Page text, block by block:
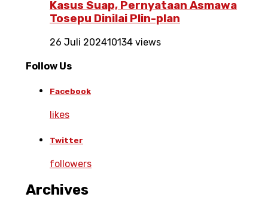
Kasus Suap, Pernyataan Asmawa
Tosepu Dinilai Plin-plan
26 Juli 202410134 views
Follow Us
Facebook
likes
Twitter
followers
Archives